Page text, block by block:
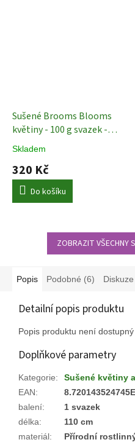
Sušené Brooms Blooms
květiny - 100 g svazek -
Šedomodrá - 50 cm
Rostliny
Skladem
320 Kč
Do košíku
ZOBRAZIT VŠECHNY
Popis Podobné (6) Diskuze
Detailní popis produktu
Popis produktu není dostupný
Doplňkové parametry
Kategorie:
Sušené květiny
EAN:
balení:
1 svazek
délka:
110 cm
materiál: Přírodní